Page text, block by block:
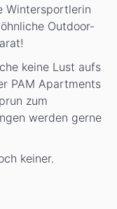
Wintersportlerin
Outdoor-
keine Lust aufs
PAM Apartments
zum
werden gerne
keiner.